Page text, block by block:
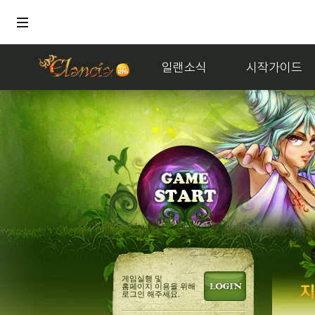
일랜소식 시작가이드
게임실행 및
홈페이지 이용을 위해
로그인 해주세요.
멜